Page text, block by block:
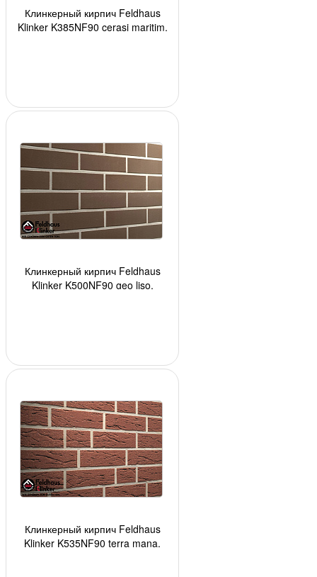
Клинкерный кирпич Feldhaus
Klinker K385NF90 cerasi maritim,
Клинкерный кирпич Feldhaus
Klinker K500NF90 geo liso,
Клинкерный кирпич Feldhaus
Klinker K535NF90 terra mana,